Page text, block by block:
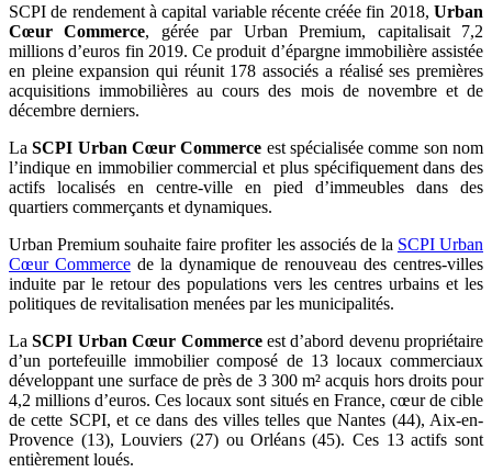
SCPI de rendement à capital variable récente créée fin 2018, Urban
Cœur Commerce, gérée par Urban Premium, capitalisait 7,2
millions d’euros fin 2019. Ce produit d’épargne immobilière assistée
en pleine expansion qui réunit 178 associés a réalisé ses premières
acquisitions immobilières au cours des mois de novembre et de
décembre derniers.
LaSCPI Urban Cœur Commerce est spécialisée comme son nom
l’indique en immobilier commercial et plus spécifiquement dans des
actifs localisés en centre-ville en pied d’immeubles dans des
quartiers commerçants et dynamiques.
Urban Premium souhaite faire profiter les associés de la SCPI Urban
Cœur Commercede la dynamique de renouveau des centres-villes
induite par le retour des populations vers les centres urbains et les
politiques de revitalisation menées par les municipalités.
LaSCPI Urban Cœur Commerceest d’abord devenu propriétaire
d’un portefeuille immobilier composé de 13 locaux commerciaux
développant une surface de près de 3 300 m² acquis hors droits pour
4,2 millions d’euros. Ces locaux sont situés en France, cœur de cible
de cette SCPI, et ce dans des villes telles que Nantes (44), Aix-en-
Provence (13), Louviers (27) ou Orléans (45). Ces 13 actifs sont
entièrement loués.